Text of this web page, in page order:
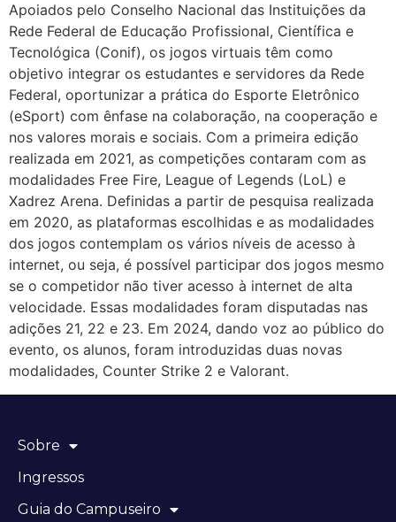
Apoiados pelo Conselho Nacional das Instituições da
Rede Federal de Educação Profissional, Científica e
Tecnológica (Conif), os jogos virtuais têm como
objetivo integrar os estudantes e servidores da Rede
Federal, oportunizar a prática do Esporte Eletrônico
(eSport) com ênfase na colaboração, na cooperação e
nos valores morais e sociais. Com a primeira edição
realizada em 2021, as competições contaram com as
modalidades Free Fire, League of Legends (LoL) e
Xadrez Arena. Definidas a partir de pesquisa realizada
em 2020, as plataformas escolhidas e as modalidades
dos jogos contemplam os vários níveis de acesso à
internet, ou seja, é possível participar dos jogos mesmo
se o competidor não tiver acesso à internet de alta
velocidade. Essas modalidades foram disputadas nas
adições 21, 22 e 23. Em 2024, dando voz ao público do
evento, os alunos, foram introduzidas duas novas
modalidades, Counter Strike 2 e Valorant.
Sobre
Ingressos
Guia do Campuseiro